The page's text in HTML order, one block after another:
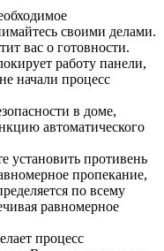
своими делами.
вас о готовности.
работу панели,
начали процесс
в доме,
автоматического
установить противень
пропекание,
по всему
равномерное
процесс